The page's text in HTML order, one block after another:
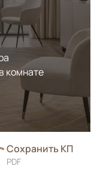
комнате
Сохранить КП
PDF